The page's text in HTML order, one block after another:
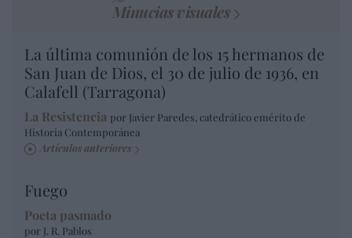
Minucias visuales
La última comunión de los 15 hermanos de
San Juan de Dios, el 30 de julio de 1936, en
Calafell (Tarragona)
La Resistencia por Javier Paredes, catedrático emérito de
Historia Contemporánea
Artículos anteriores
Fuego
Poeta pasmado
por J. R. Pablos